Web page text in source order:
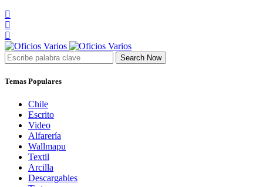
Search Now
Temas Populares
Chile
Escrito
Video
Alfarería
Wallmapu
Textil
Arcilla
Descargables